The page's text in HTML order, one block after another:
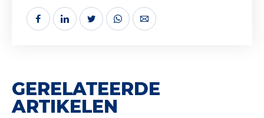
GERELATEERDE
ARTIKELEN